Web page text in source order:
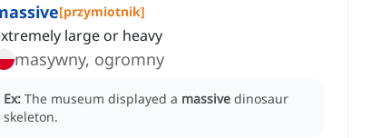
[przymiotnik]
large or heavy
masywny, ogromny
Ex: The museum displayed a massive dinosaur
skeleton.